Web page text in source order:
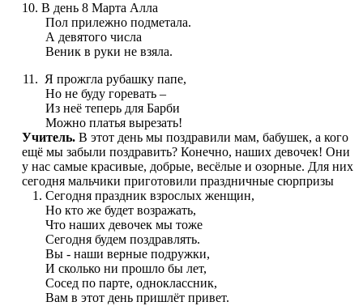
В день 8 Марта Алла
Пол прилежно подметала.
А девятого числа
Веник в руки не взяла.
Я прожгла рубашку папе,
Но не буду горевать –
Из неё теперь для Барби
Можно платья вырезать!
Учитель.В этот день мы поздравили мам, бабушек, а кого
ещё мы забыли поздравить? Конечно, наших девочек! Они
у нас самые красивые, добрые, весёлые и озорные. Для них
сегодня мальчики приготовили праздничные сюрпризы
Сегодня праздник взрослых женщин,
Но кто же будет возражать,
Что наших девочек мы тоже
Сегодня будем поздравлять.
Вы - наши верные подружки,
И сколько ни прошло бы лет,
Сосед по парте, одноклассник,
Вам в этот день пришлёт привет.